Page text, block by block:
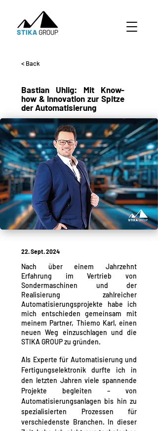
< Back
Bastian Uhlig: Mit Know-
how & Innovation zur Spitze
der Automatisierung
22. Sept. 2024
Nach über einem Jahrzehnt
Erfahrung im Vertrieb von
Sondermaschinen und der
Realisierung zahlreicher
Automatisierungsprojekte habe ich
mich entschieden gemeinsam mit
meinem Partner, Thiemo Karl, einen
neuen Weg einzuschlagen und die
STIKA GROUP zu gründen.
Als Experte für Automatisierung und
Fertigungselektronik durfte ich in
den letzten Jahren viele spannende
Projekte begleiten – von
Automatisierungsanlagen bis hin zu
spezialisierten Prozessen für
verschiedenste Branchen. In dieser